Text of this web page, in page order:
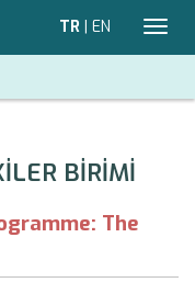
TR | EN
BİRİMİ
The